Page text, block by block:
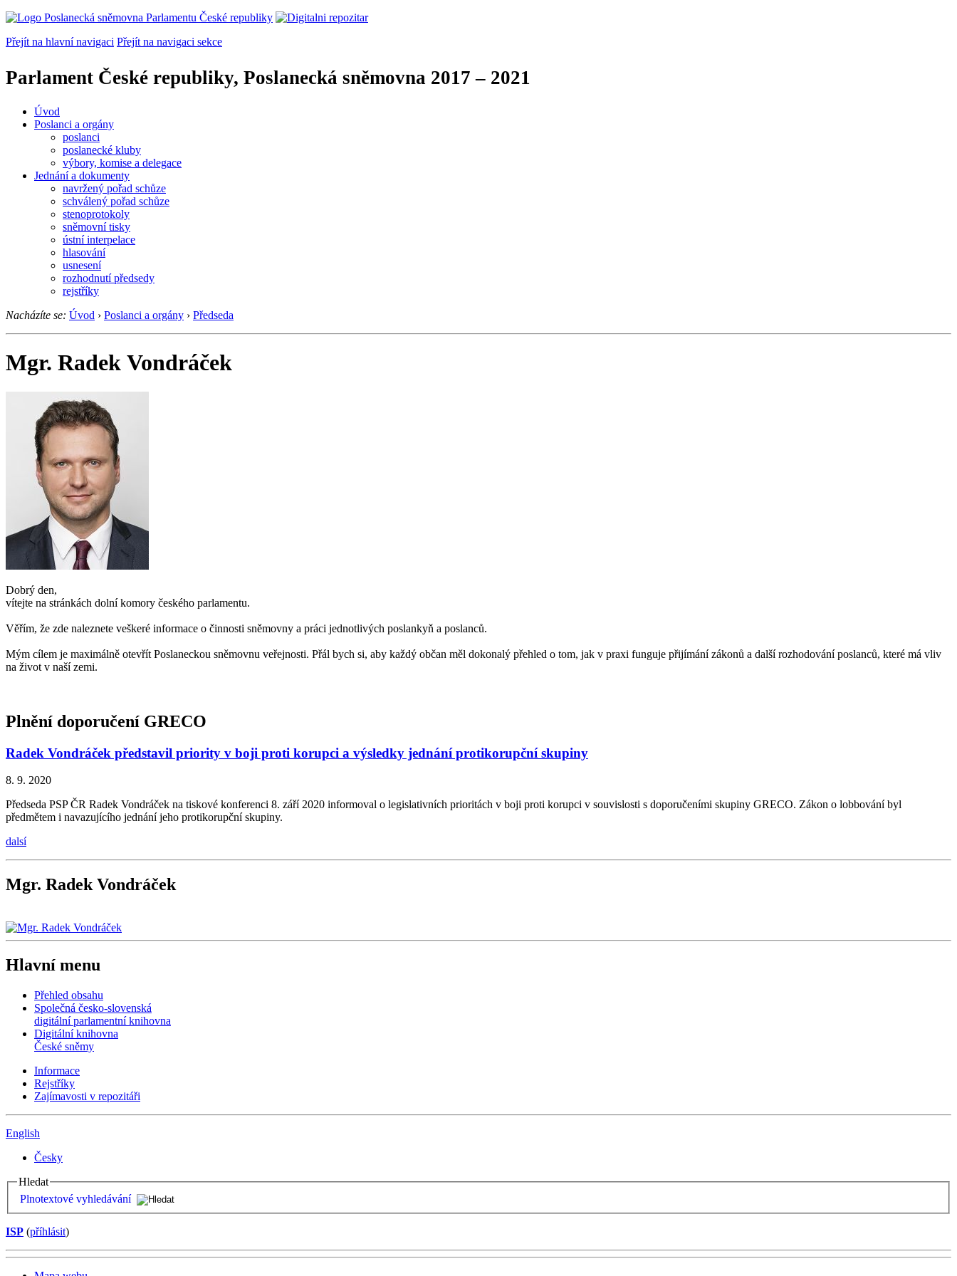
Přejít na hlavní navigaci Přejít na navigaci sekce
Parlament České republiky, Poslanecká sněmovna 2017 – 2021
Úvod
Poslanci a orgány
poslanci
poslanecké kluby
výbory, komise a delegace
Jednání a dokumenty
navržený pořad schůze
schválený pořad schůze
stenoprotokoly
sněmovní tisky
ústní interpelace
hlasování
usnesení
rozhodnutí předsedy
rejstříky
Nacházíte se: Úvod › Poslanci a orgány › Předseda
Mgr. Radek Vondráček
Dobrý den,
vítejte na stránkách dolní komory českého parlamentu.
Věřím, že zde naleznete veškeré informace o činnosti sněmovny a práci jednotlivých poslankyň a poslanců.
Mým cílem je maximálně otevřít Poslaneckou sněmovnu veřejnosti. Přál bych si, aby každý občan měl dokonalý přehled o tom, jak v praxi funguje přijímání zákonů a další rozhodování poslanců, které má vliv
na život v naší zemi.
Plnění doporučení GRECO
Radek Vondráček představil priority v boji proti korupci a výsledky jednání protikorupční skupiny
8. 9. 2020
Předseda PSP ČR Radek Vondráček na tiskové konferenci 8. září 2020 informoval o legislativních prioritách v boji proti korupci v souvislosti s doporučeními skupiny GRECO. Zákon o lobbování byl
předmětem i navazujícího jednání jeho protikorupční skupiny.
dalsí
Mgr. Radek Vondráček
Hlavní menu
Přehled obsahu
Společná česko-slovenská
digitální parlamentní knihovna
Digitální knihovna
České sněmy
Informace
Rejstříky
Zajímavosti v repozitáři
English
Česky
Hledat
Plnotextové vyhledávání
ISP (příhlásit)